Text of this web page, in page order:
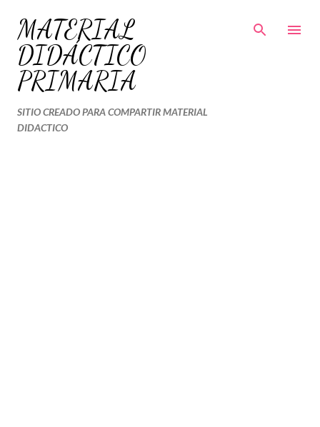
Ir al contenido principal
MATERIAL
DIDÁCTICO
PRIMARIA
SITIO CREADO PARA COMPARTIR MATERIAL
DIDACTICO